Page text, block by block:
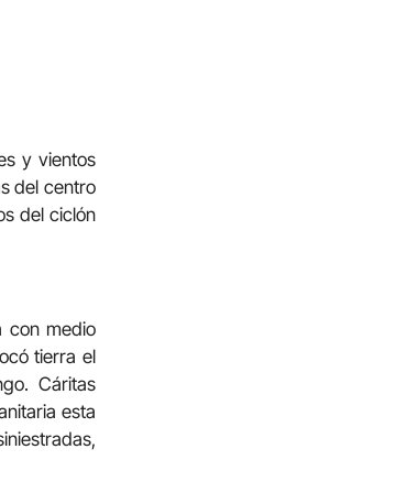
y vientos
del centro
del ciclón
con medio
tierra el
Cáritas
esta